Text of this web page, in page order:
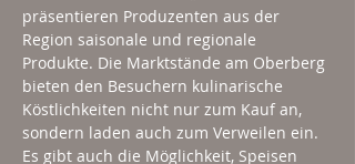
präsentieren Produzenten aus der
Region saisonale und regionale
Produkte. Die Marktstände am Oberberg
bieten den Besuchern kulinarische
Köstlichkeiten nicht nur zum Kauf an,
sondern laden auch zum Verweilen ein.
Es gibt auch die Möglichkeit, Speisen